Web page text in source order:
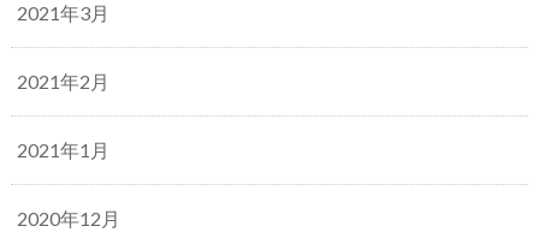
2021年3月
2021年2月
2021年1月
2020年12月